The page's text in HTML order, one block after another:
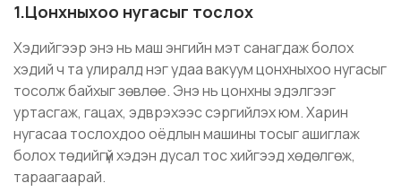
1.Цонхныхоо нугасыг тослох
Хэдийгээр энэ нь маш энгийн мэт санагдаж болох
хэдий ч та улиралд нэг удаа вакуум цонхныхоо нугасыг
тосолж байхыг зөвлөе. Энэ нь цонхны эдэлгээг
уртасгаж, гацах, эдврэхээс сэргийлэх юм. Харин
нугасаа тослохдоо оёдлын машины тосыг ашиглаж
болох төдийгүй хэдэн дусал тос хийгээд хөдөлгөж,
тараагаарай.